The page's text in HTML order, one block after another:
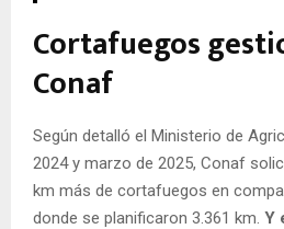
Cortafuegos
Conaf
Según detalló el Ministerio de
2024 y marzo de 2025, Conaf
km más de cortafuegos en
donde se planificaron 3.361 km. Y